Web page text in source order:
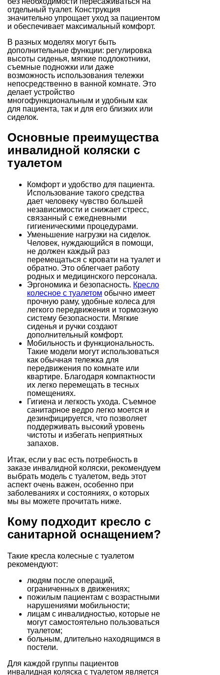
отдельный туалет. Конструкция
значительно упрощает уход за пациентом
и обеспечивает максимальный комфорт.
В разных моделях могут быть
дополнительные функции: регулировка
высоты сиденья, мягкие подлокотники,
съемные подножки или даже
возможность использования тележки
непосредственно в ванной комнате. Это
делает устройство
многофункциональным и удобным как
для пациента, так и для его близких или
сиделок.
Основные преимущества
инвалидной коляски с
туалетом
Комфорт и удобство для пациента.
Использование такого средства
дает человеку чувство большей
независимости и снижает стресс,
связанный с ежедневными
гигиеническими процедурами.
Уменьшение нагрузки на сиделок.
Человек, нуждающийся в помощи,
не должен каждый раз
перемещаться с кровати на туалет и
обратно. Это облегчает работу
родных и медицинского персонала.
Эргономика и безопасность. Кресло
колесное с туалетом обычно имеет
прочную раму, удобные колеса для
легкого передвижения и тормозную
систему безопасности. Мягкие
сиденья и ручки создают
дополнительный комфорт.
Мобильность и функциональность.
Такие модели могут использоваться
как обычная тележка для
передвижения по комнате или
квартире. Благодаря компактности
их легко перемещать в тесных
помещениях.
Гигиена и легкость ухода. Съемное
санитарное ведро легко моется и
дезинфицируется, что позволяет
поддерживать высокий уровень
чистоты и избегать неприятных
запахов.
Итак, если у вас есть потребность в
заказе инвалидной коляски, рекомендуем
выбрать модель с туалетом, ведь этот
аспект очень важен, особенно при
заболеваниях и состояниях, о которых
мы вы можете прочитать ниже.
Кому подходит кресло с
санитарной оснащением?
Такие кресла колесные с туалетом
рекомендуют:
людям после операций,
ограниченных в движениях;
пожилым пациентам с возрастными
нарушениями мобильности;
лицам с инвалидностью, которые не
могут самостоятельно пользоваться
туалетом;
больным, длительно находящимся в
постели.
Для каждой группы пациентов
инвалидная коляска с туалетом является